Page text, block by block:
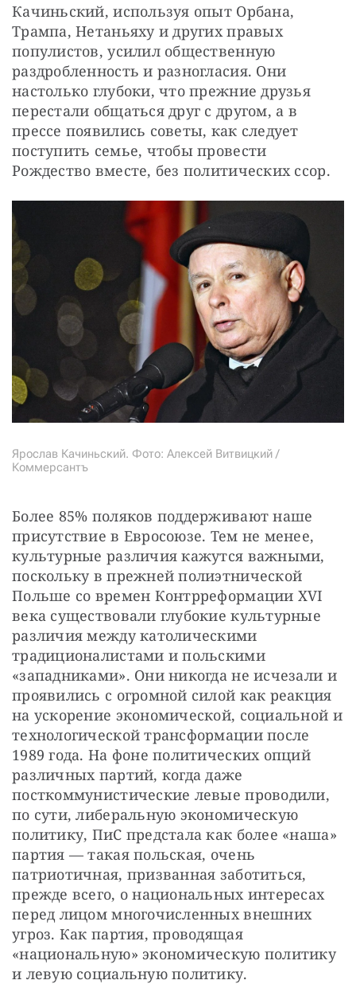
Качиньский, используя опыт Орбана,
Трампа, Нетаньяху и других правых
популистов, усилил общественную
раздробленность и разногласия. Они
настолько глубоки, что прежние друзья
перестали общаться друг с другом, а в
прессе появились советы, как следует
поступить семье, чтобы провести
Рождество вместе, без политических ссор.
Ярослав Качиньский. Фото: Алексей Витвицкий /
Коммерсантъ
Более 85% поляков поддерживают наше
присутствие в Евросоюзе. Тем не менее,
культурные различия кажутся важными,
поскольку в прежней полиэтнической
Польше со времен Контрреформации XVI
века существовали глубокие культурные
различия между католическими
традиционалистами и польскими
«западниками». Они никогда не исчезали и
проявились с огромной силой как реакция
на ускорение экономической, социальной и
технологической трансформации после
1989 года. На фоне политических опций
различных партий, когда даже
посткоммунистические левые проводили,
по сути, либеральную экономическую
политику, ПиС предстала как более «наша»
партия — такая польская, очень
патриотичная, призванная заботиться,
прежде всего, о национальных интересах
перед лицом многочисленных внешних
угроз. Как партия, проводящая
«национальную» экономическую политику
и левую социальную политику.